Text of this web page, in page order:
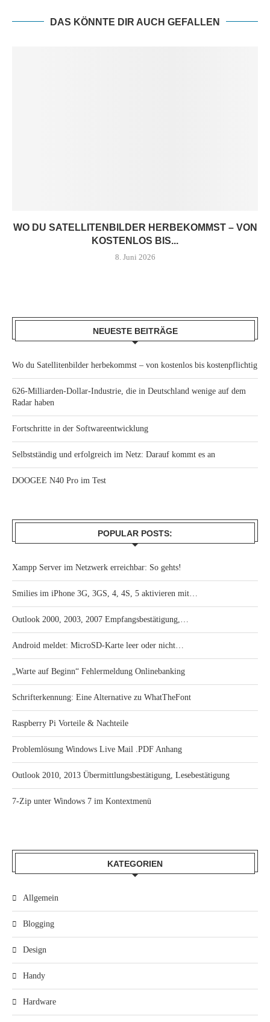
DAS KÖNNTE DIR AUCH GEFALLEN
WO DU SATELLITENBILDER HERBEKOMMST – VON
KOSTENLOS BIS...
8. Juni 2026
NEUESTE BEITRÄGE
Wo du Satellitenbilder herbekommst – von kostenlos bis kostenpflichtig
626-Milliarden-Dollar-Industrie, die in Deutschland wenige auf dem
Radar haben
Fortschritte in der Softwareentwicklung
Selbstständig und erfolgreich im Netz: Darauf kommt es an
DOOGEE N40 Pro im Test
POPULAR POSTS:
Xampp Server im Netzwerk erreichbar: So gehts!
Smilies im iPhone 3G, 3GS, 4, 4S, 5 aktivieren mit…
Outlook 2000, 2003, 2007 Empfangsbestätigung,…
Android meldet: MicroSD-Karte leer oder nicht…
„Warte auf Beginn“ Fehlermeldung Onlinebanking
Schrifterkennung: Eine Alternative zu WhatTheFont
Raspberry Pi Vorteile & Nachteile
Problemlösung Windows Live Mail .PDF Anhang
Outlook 2010, 2013 Übermittlungsbestätigung, Lesebestätigung
7-Zip unter Windows 7 im Kontextmenü
KATEGORIEN
Allgemein
Blogging
Design
Handy
Hardware